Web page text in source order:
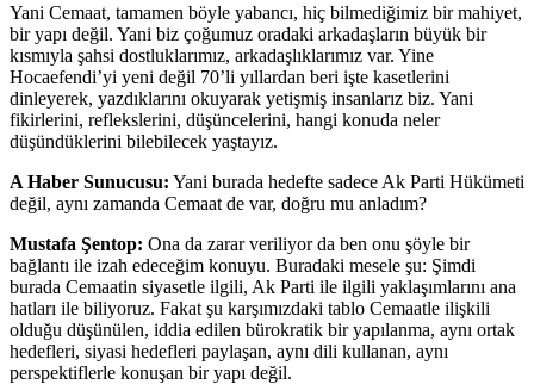
Yani Cemaat, tamamen böyle yabancı, hiç bilmediğimiz bir mahiyet,
bir yapı değil. Yani biz çoğumuz oradaki arkadaşların büyük bir
kısmıyla şahsi dostluklarımız, arkadaşlıklarımız var. Yine
Hocaefendi’yi yeni değil 70’li yıllardan beri işte kasetlerini
dinleyerek, yazdıklarını okuyarak yetişmiş insanlarız biz. Yani
fikirlerini, reflekslerini, düşüncelerini, hangi konuda neler
düşündüklerini bilebilecek yaştayız.
A Haber Sunucusu: Yani burada hedefte sadece Ak Parti Hükümeti
değil, aynı zamanda Cemaat de var, doğru mu anladım?
Mustafa Şentop: Ona da zarar veriliyor da ben onu şöyle bir
bağlantı ile izah edeceğim konuyu. Buradaki mesele şu: Şimdi
burada Cemaatin siyasetle ilgili, Ak Parti ile ilgili yaklaşımlarını ana
hatları ile biliyoruz. Fakat şu karşımızdaki tablo Cemaatle ilişkili
olduğu düşünülen, iddia edilen bürokratik bir yapılanma, aynı ortak
hedefleri, siyasi hedefleri paylaşan, aynı dili kullanan, aynı
perspektiflerle konuşan bir yapı değil.